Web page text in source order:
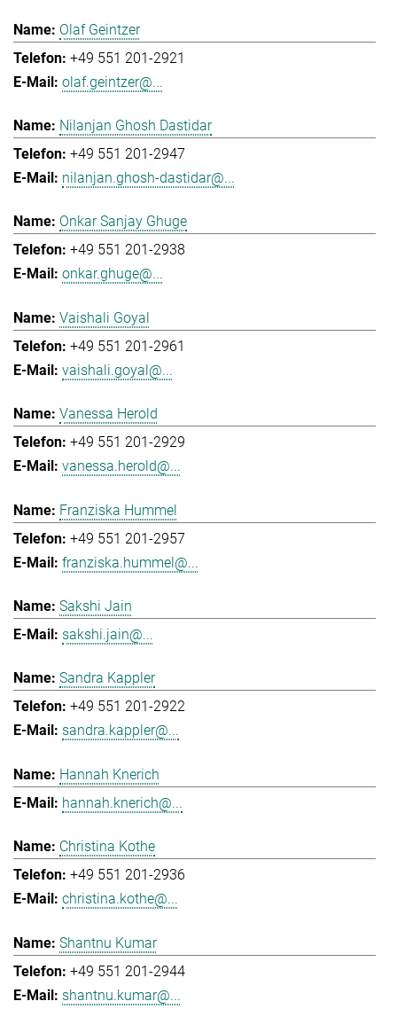
Olaf Geintzer
+49 551 201-2921
olaf.geintzer@...
Nilanjan Ghosh Dastidar
+49 551 201-2947
nilanjan.ghosh-dastidar@...
Onkar Sanjay Ghuge
+49 551 201-2938
onkar.ghuge@...
Vaishali Goyal
+49 551 201-2961
vaishali.goyal@...
Vanessa Herold
+49 551 201-2929
vanessa.herold@...
Franziska Hummel
+49 551 201-2957
franziska.hummel@...
Sakshi Jain
sakshi.jain@...
Sandra Kappler
+49 551 201-2922
sandra.kappler@...
Hannah Knerich
hannah.knerich@...
Christina Kothe
+49 551 201-2936
christina.kothe@...
Shantnu Kumar
+49 551 201-2944
shantnu.kumar@...